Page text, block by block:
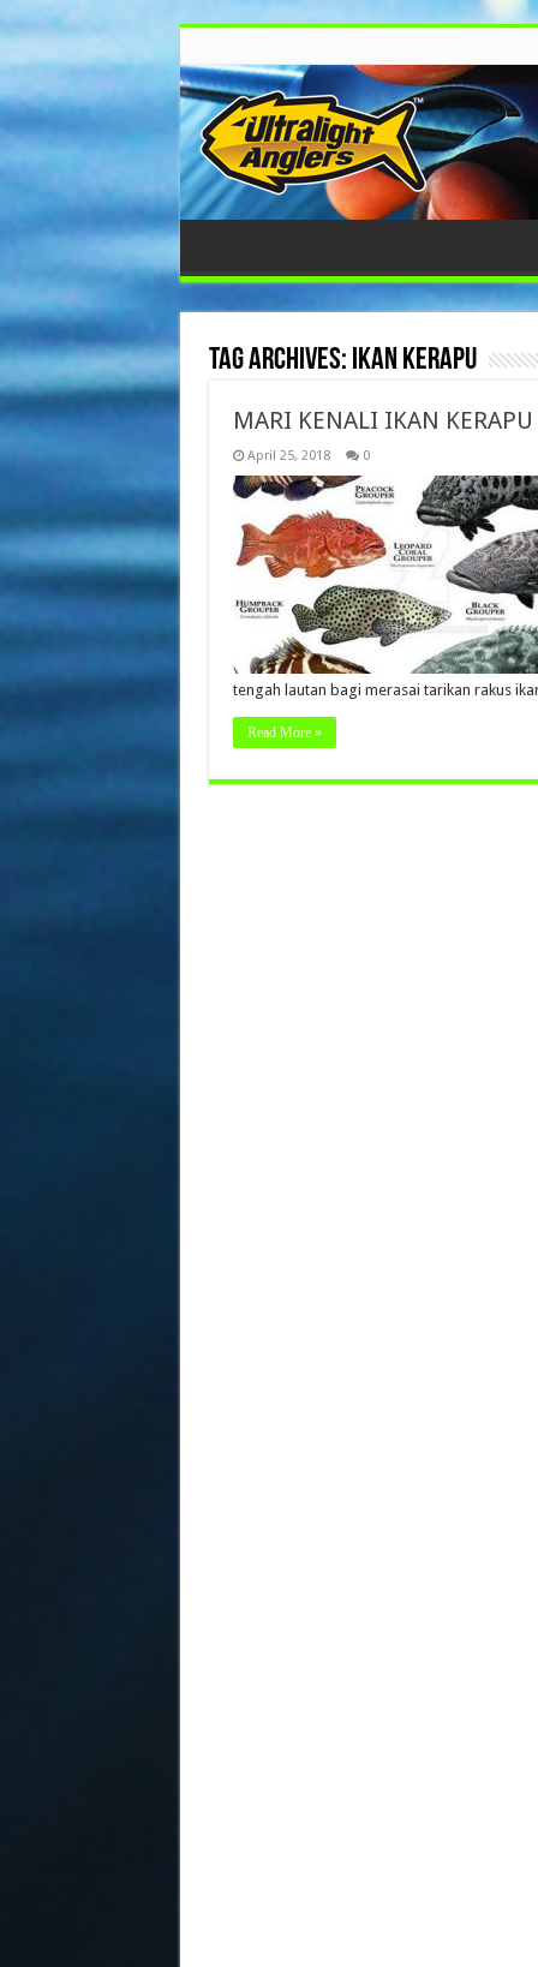
Tag Archives: ikan kerapu
MARI KENALI IKAN KERAPU
April 25, 2018 0
tengah lautan bagi merasai tarikan rakus
Read More »